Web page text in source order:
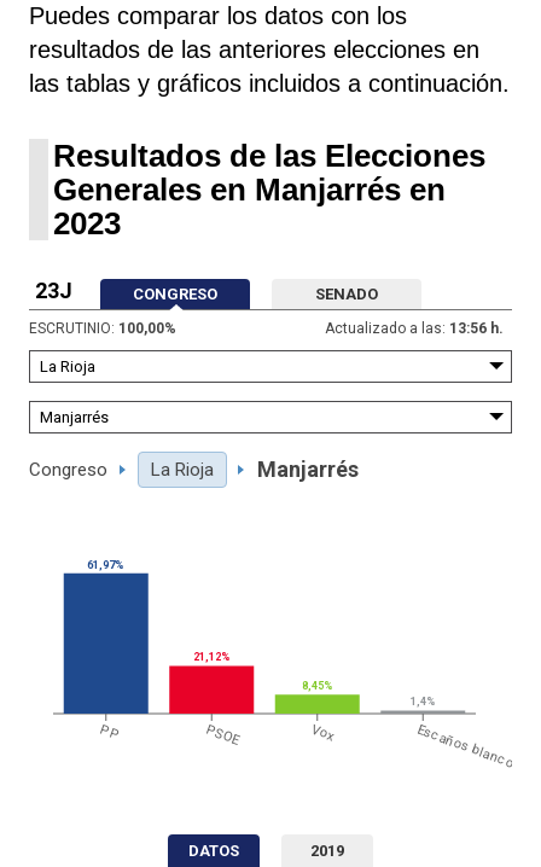
Puedes comparar los datos con los
resultados de las anteriores elecciones en
las tablas y gráficos incluidos a continuación.
Resultados de las Elecciones
Generales en Manjarrés en
2023
23J CONGRESO SENADO
ESCRUTINIO: 100,00% Actualizado a las: 13:56 h.
Congreso La Rioja Manjarrés
PP PSOE Vox Escaños blanco
61,97%
21,12%
8,45%
1,4%
DATOS 2019